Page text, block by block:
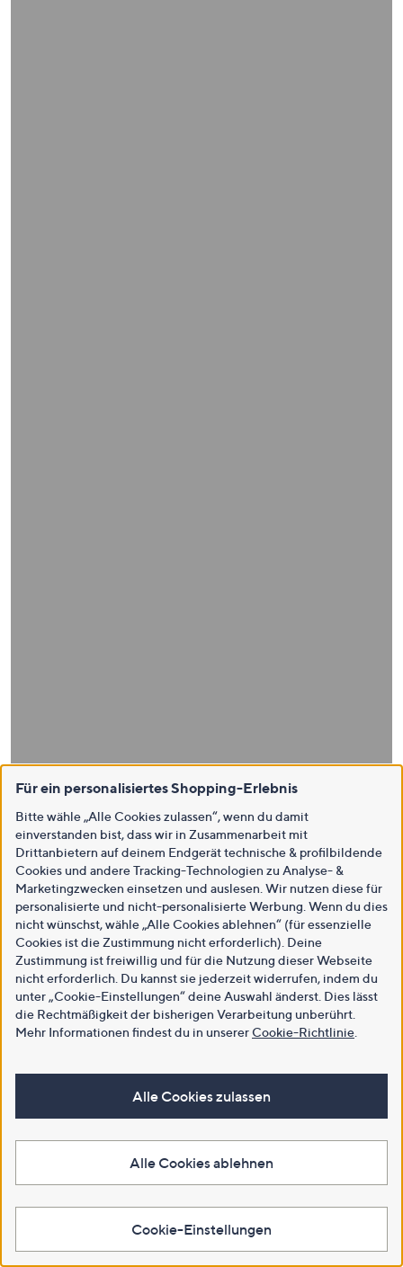
Für ein personalisiertes Shopping-Erlebnis
Bitte wähle „Alle Cookies zulassen“, wenn du damit
einverstanden bist, dass wir in Zusammenarbeit mit
Drittanbietern auf deinem Endgerät technische & profilbildende
Cookies und andere Tracking-Technologien zu Analyse- &
Marketingzwecken einsetzen und auslesen. Wir nutzen diese für
personalisierte und nicht-personalisierte Werbung. Wenn du dies
nicht wünschst, wähle „Alle Cookies ablehnen“ (für essenzielle
Cookies ist die Zustimmung nicht erforderlich). Deine
Zustimmung ist freiwillig und für die Nutzung dieser Webseite
nicht erforderlich. Du kannst sie jederzeit widerrufen, indem du
unter „Cookie-Einstellungen“ deine Auswahl änderst. Dies lässt
die Rechtmäßigkeit der bisherigen Verarbeitung unberührt.
Mehr Informationen findest du in unsererCookie-Richtlinie
Alle Cookies zulassen
Alle Cookies ablehnen
Cookie-Einstellungen